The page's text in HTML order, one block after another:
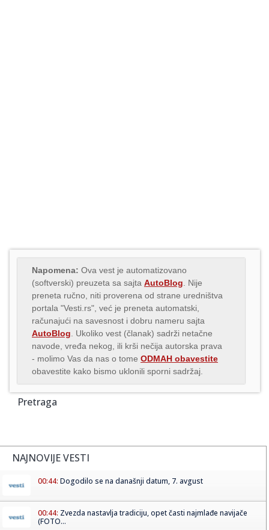
Napomena: Ova vest je automatizovano
(softverski) preuzeta sa sajta AutoBlog . Nije
preneta ručno, niti proverena od strane uredništva
portala "Vesti.rs", već je preneta automatski,
računajući na savesnost i dobru nameru sajta
AutoBlog . Ukoliko vest (članak) sadrži netačne
navode, vređa nekog, ili krši nečija autorska prava
- molimo Vas da nas o tome ODMAH obavestite
obavestite kako bismo uklonili sporni sadržaj.
Pretraga
NAJNOVIJE VESTI
00:44: Dogodilo se na današnji datum, 7. avgust
00:44: Zvezda nastavlja tradiciju, opet časti najmlađe navijače
(FOTO...